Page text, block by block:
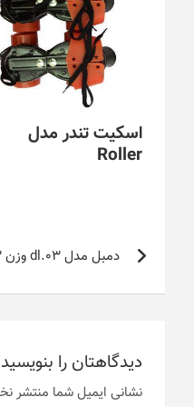
اسکیت تندر مدل
Roller
راهبری
نوشتهدمبل مدل 03.dl وزن 3 کیلوگرم بسته 2 عددی
دیدگاهتان را بنویسید
نشانی ایمیل شما منتشر